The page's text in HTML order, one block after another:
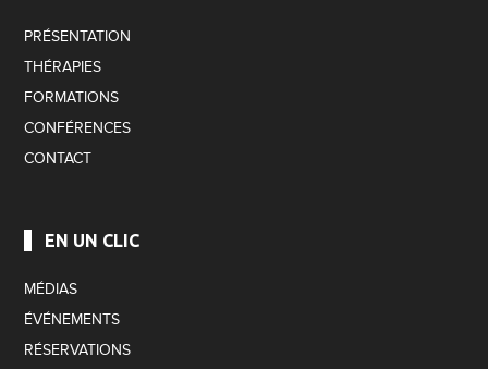
PRÉSENTATION
THÉRAPIES
FORMATIONS
CONFÉRENCES
CONTACT
EN UN CLIC
MÉDIAS
ÉVÉNEMENTS
RÉSERVATIONS